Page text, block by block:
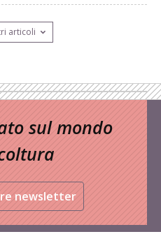
articoli
sul mondo
newsletter